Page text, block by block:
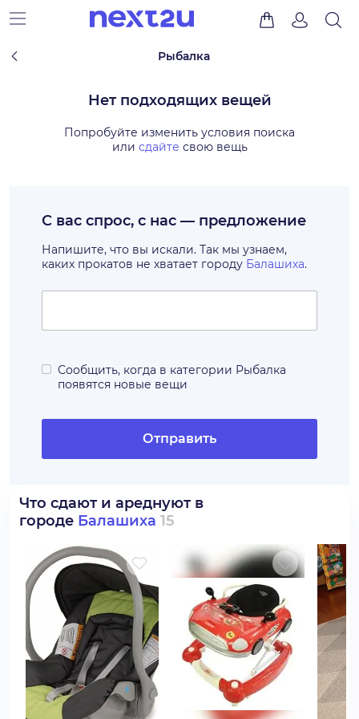
Рыбалка
Нет подходящих вещей
Попробуйте изменить условия поиска
или сдайте свою вещь
С вас спрос, с нас — предложение
Напишите, что вы искали. Так мы узнаем,
каких прокатов не хватает городу Балашиха.
Сообщить, когда в категории Рыбалка
появятся новые вещи
Отправить
Что сдают и ареднуют в
городе Балашиха 15